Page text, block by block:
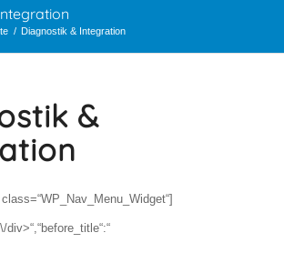
/ Diagnostik & Integration
&
div>“,“before_title“:“